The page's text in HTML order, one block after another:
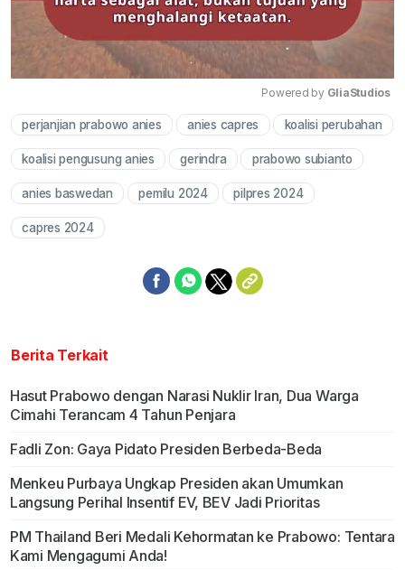
Mute
Powered by GliaStudios
perjanjian prabowo anies anies capres koalisi perubahan
koalisi pengusung anies gerindra prabowo subianto
anies baswedan pemilu 2024 pilpres 2024
capres 2024
Berita Terkait
Hasut Prabowo dengan Narasi Nuklir Iran, Dua Warga
Cimahi Terancam 4 Tahun Penjara
Fadli Zon: Gaya Pidato Presiden Berbeda-Beda
Menkeu Purbaya Ungkap Presiden akan Umumkan
Langsung Perihal Insentif EV, BEV Jadi Prioritas
PM Thailand Beri Medali Kehormatan ke Prabowo: Tentara
Kami Mengagumi Anda!